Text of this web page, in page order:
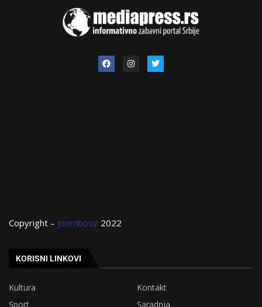
Copyright – Joombooz 2022
KORISNI LINKOVI
Kultura
Kontakt
Sport
Saradnja